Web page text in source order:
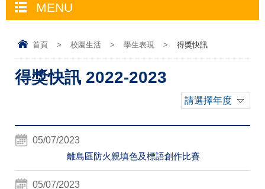
MENU
首頁 > 校園生活 > 學生表現 > 得獎快訊
得獎快訊 2022-2023
請選擇年度
05/07/2023
離島區防火親填色及標語創作比賽
05/07/2023